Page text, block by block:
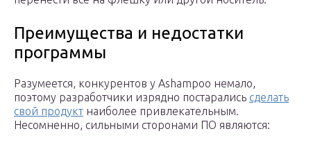
Преимущества и недостатки
программы
Разумеется, конкурентов у Ashampoo немало,
поэтому разработчики изрядно постарались сделать
свой продукт наиболее привлекательным.
Несомненно, сильными сторонами ПО являются: